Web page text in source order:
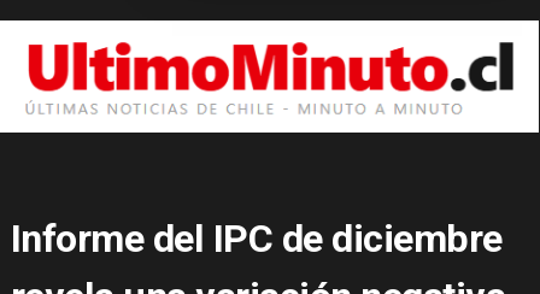
Informe del IPC de diciembre